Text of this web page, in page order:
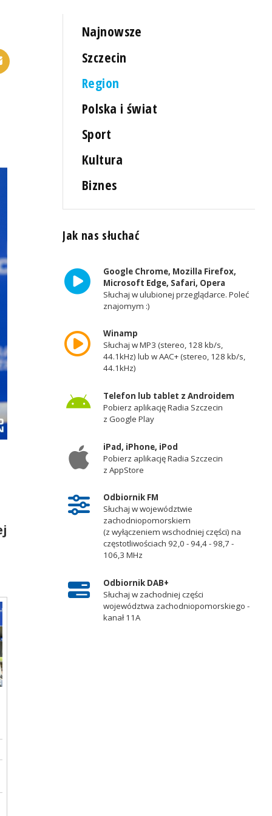
Najnowsze
Szczecin
Region
Polska i świat
Sport
Kultura
Biznes
Jak nas słuchać
Google Chrome, Mozilla Firefox,
Microsoft Edge, Safari, Opera
Słuchaj w ulubionej przeglądarce. Poleć
znajomym :)
Winamp
Słuchaj w MP3 (stereo, 128 kb/s,
44.1kHz) lub w AAC+ (stereo, 128 kb/s,
44.1kHz)
Telefon lub tablet z Androidem
Pobierz aplikację Radia Szczecin
z Google Play
iPad, iPhone, iPod
Pobierz aplikację Radia Szczecin
z AppStore
Odbiornik FM
Słuchaj w województwie
zachodniopomorskiem
(z wyłączeniem wschodniej części) na
częstotliwościach 92,0 - 94,4 - 98,7 -
106,3 MHz
Odbiornik DAB+
Słuchaj w zachodniej części
województwa zachodniopomorskiego -
kanał 11A